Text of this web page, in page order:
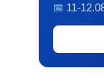
📅 11-